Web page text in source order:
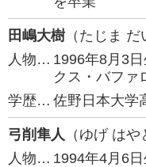
田嶋大樹（たじま だ
人物… 1996年8月3
クス・バファ
学歴… 佐野日本大学
弓削隼人 （ゆげ はや
人物… 1994年4月6